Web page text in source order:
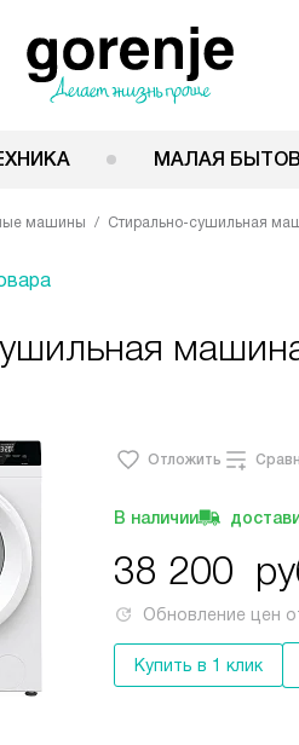
МАЛАЯ
машины Стирально-сушильная
Отложить
В наличии
38 200
Обновление цен
Купить в 1 клик